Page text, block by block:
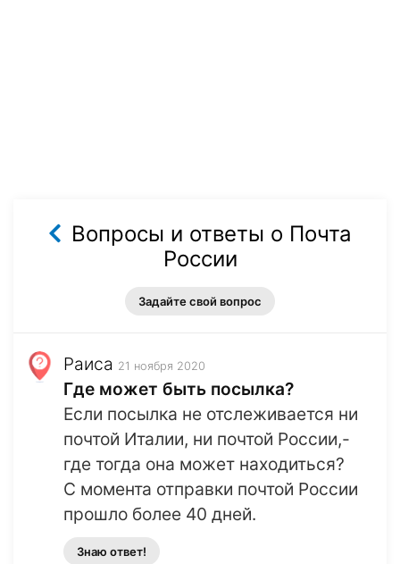
Вопросы и ответы о Почта
России
Задайте свой вопрос
Раиса 21 ноября 2020
Где может быть посылка?
Если посылка не отслеживается ни
почтой Италии, ни почтой России,-
где тогда она может находиться?
С момента отправки почтой России
прошло более 40 дней.
Знаю ответ!